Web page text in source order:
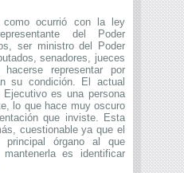
ocurrió con la ley
del Poder
ser ministro del Poder
senadores, jueces
representar por
su condición. El actual
Ejecutivo es una persona
lo que hace muy oscuro
que inviste. Esta
cuestionable ya que el
órgano al que
es identificar